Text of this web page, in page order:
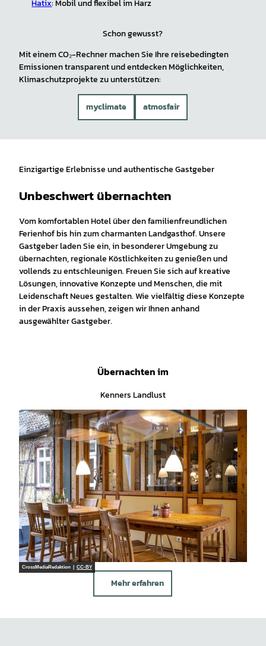
Hatix: Mobil und flexibel im Harz
Schon gewusst?
Mit einem CO₂-Rechner machen Sie Ihre reisebedingten
Emissionen transparent und entdecken Möglichkeiten,
Klimaschutzprojekte zu unterstützen:
myclimate atmosfair
Einzigartige Erlebnisse und authentische Gastgeber
Unbeschwert übernachten
Vom komfortablen Hotel über den familienfreundlichen
Ferienhof bis hin zum charmanten Landgasthof. Unsere
Gastgeber laden Sie ein, in besonderer Umgebung zu
übernachten, regionale Köstlichkeiten zu genießen und
vollends zu entschleunigen. Freuen Sie sich auf kreative
Lösungen, innovative Konzepte und Menschen, die mit
Leidenschaft Neues gestalten. Wie vielfältig diese Konzepte
in der Praxis aussehen, zeigen wir Ihnen anhand
ausgewählter Gastgeber.
Übernachten im
Kenners Landlust
CrossMediaRedaktion | CC-BY
Mehr erfahren